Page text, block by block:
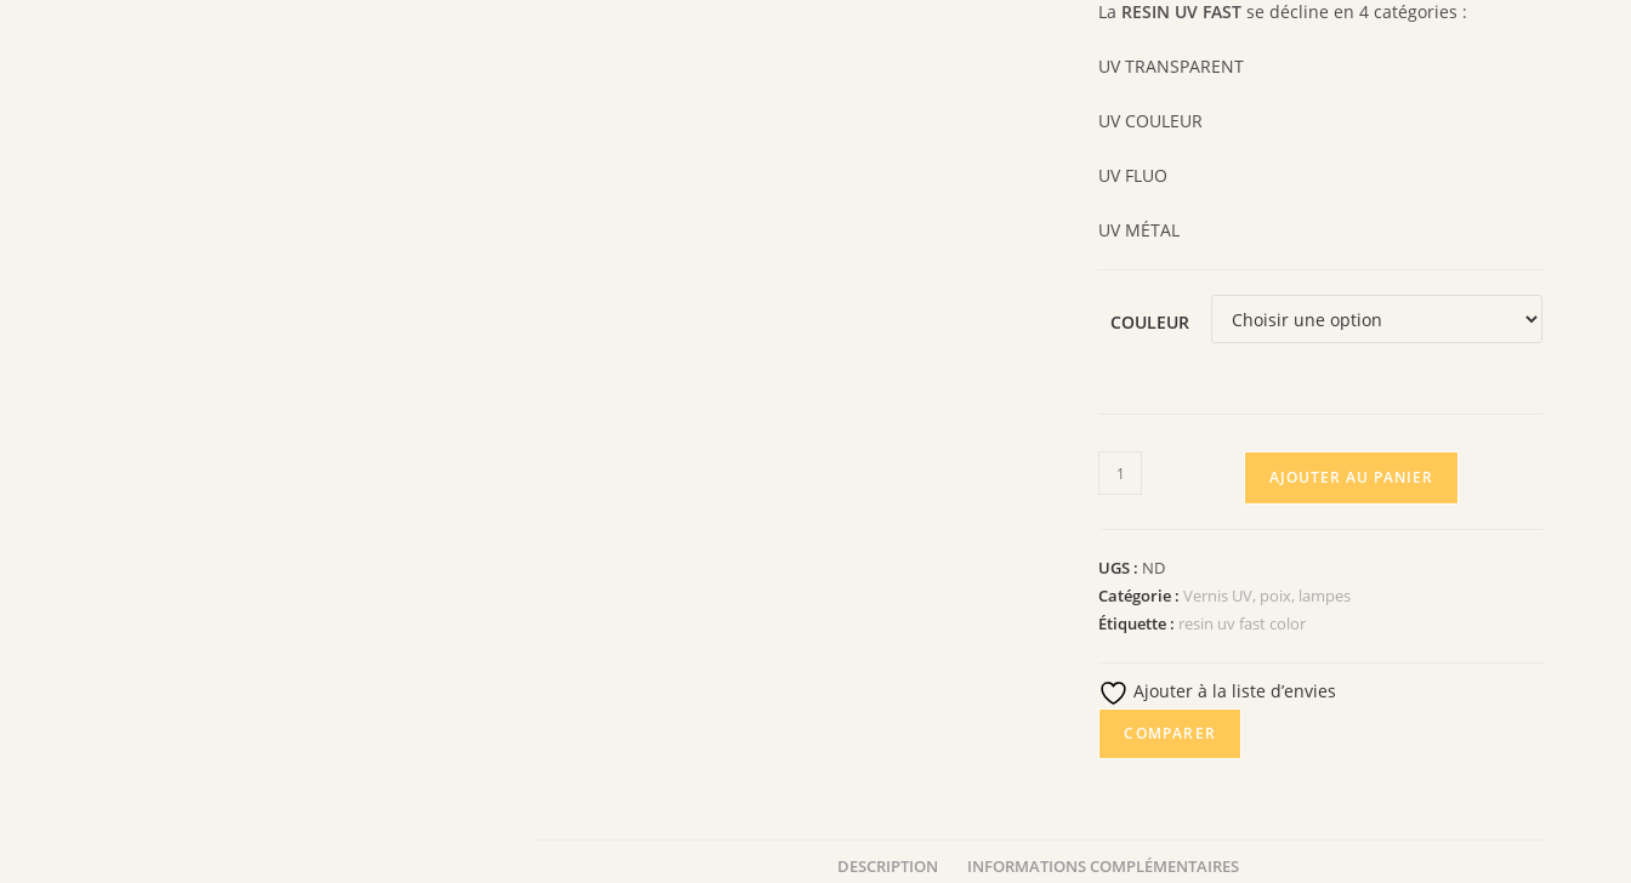
La RESIN UV FASTse décline en 4 catégories :
UV TRANSPARENT
UV COULEUR
UV FLUO
UV MÉTAL
COULEUR
quantité
Laser
Fast
AJOUTER AU PANIER
UGS : ND
Catégorie :Vernis UV, poix, lampes
Étiquette : resin uv fast color
Ajouter à la liste d’envies
COMPARER
DESCRIPTION INFORMATIONS COMPLÉMENTAIRES